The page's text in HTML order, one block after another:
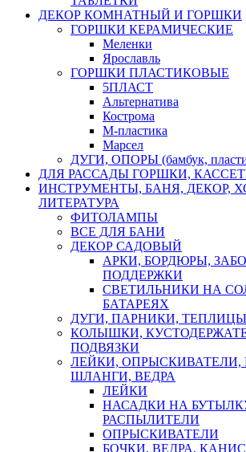
ДЕКОР КОМНАТНЫЙ И ГОРШКИ
ГОРШКИ КЕРАМИЧЕСКИЕ
Меленки
Ярославль
ГОРШКИ ПЛАСТИКОВЫЕ
5ПЛАСТ
Альтернатива
Кострома
М-пластика
Марсел
ДУГИ, ОПОРЫ (бамбук,
ДЛЯ РАССАДЫ ГОРШКИ,
ИНСТРУМЕНТЫ, БАНЯ, ДЕКОР,
ЛИТЕРАТУРА
ФИТОЛАМПЫ
ВСЕ ДЛЯ БАНИ
ДЕКОР САДОВЫЙ
АРКИ, БОРДЮРЫ,
ПОДДЕРЖКИ
СВЕТИЛЬНИКИ НА
БАТАРЕЯХ
ДУГИ, ПАРНИКИ, ТЕПЛИЦЫ
КОЛЫШКИ,
ПОДВЯЗКИ
ЛЕЙКИ, ОПРЫСКИВАТЕЛИ,
ШЛАНГИ, ВЕДРА
ЛЕЙКИ
НАСАДКИ НА
РАСПЫЛИТЕЛИ
ОПРЫСКИВАТЕЛИ
БОЧКИ, ВЕДРА,